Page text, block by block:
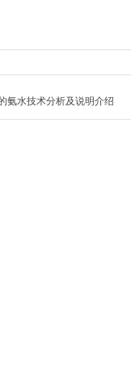
氨水技术分析及说明介绍